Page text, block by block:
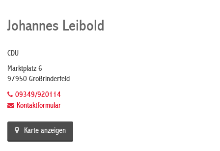
Johannes Leibold
CDU
Marktplatz 6
97950 Großrinderfeld
09349/920114
Kontaktformular
Karte anzeigen